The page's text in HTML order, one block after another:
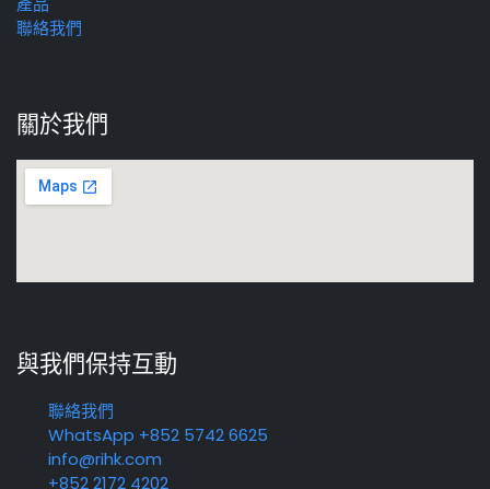
聯絡我們
關於我們
與我們保持互動
聯絡我們
WhatsApp +852 5742 6625
info@rihk.com
+852 2172 4202